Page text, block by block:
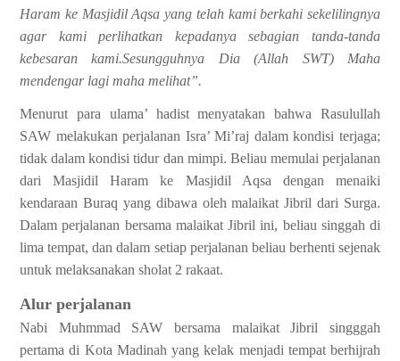
Haram ke Masjidil Aqsa yang telah kami berkahi sekelilingnya
agar kami perlihatkan kepadanya sebagian tanda-tanda
kebesaran kami.Sesungguhnya Dia (Allah SWT) Maha
mendengar lagi maha melihat”.
Menurut para ulama’ hadist menyatakan bahwa Rasulullah
SAW melakukan perjalanan Isra’ Mi’raj dalam kondisi terjaga;
tidak dalam kondisi tidur dan mimpi. Beliau memulai perjalanan
dari Masjidil Haram ke Masjidil Aqsa dengan menaiki
kendaraan Buraq yang dibawa oleh malaikat Jibril dari Surga.
Dalam perjalanan bersama malaikat Jibril ini, beliau singgah di
lima tempat, dan dalam setiap perjalanan beliau berhenti sejenak
untuk melaksanakan sholat 2 rakaat.
Alur perjalanan
Nabi Muhmmad SAW bersama malaikat Jibril singggah
pertama di Kota Madinah yang kelak menjadi tempat berhijrah